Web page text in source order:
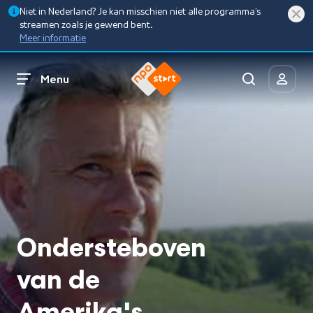
Niet in Nederland? Je kan misschien niet alle programma’s
streamen zoals je gewend bent.
Meer informatie
Menu
Ondersteboven
van de